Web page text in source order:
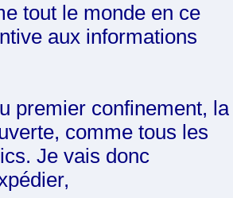
tout le monde en ce
aux informations
premier confinement, la
comme tous les
Je vais donc